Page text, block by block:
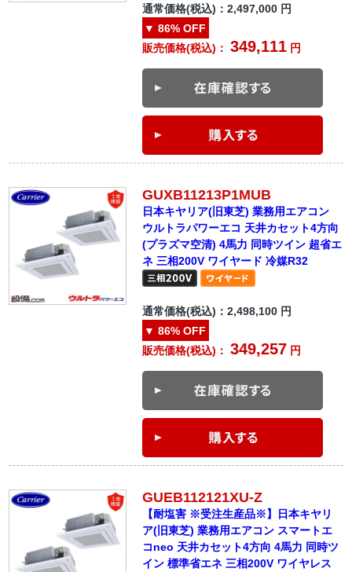
通常価格(税込)：2,497,000 円
▼ 86% OFF
販売価格(税込)：349,111 円
GUXB11213P1MUB
日本キヤリア(旧東芝) 業務用エアコン
ウルトラパワーエコ 天井カセット4方向
(プラズマ空清) 4馬力 同時ツイン 超省エ
ネ 三相200V ワイヤード 冷媒R32
通常価格(税込)：2,498,100 円
▼ 86% OFF
販売価格(税込)：349,257 円
GUEB112121XU-Z
【耐塩害 ※受注生産品※】日本キヤリ
ア(旧東芝) 業務用エアコン スマートエ
コneo 天井カセット4方向 4馬力 同時ツ
イン 標準省エネ 三相200V ワイヤレス